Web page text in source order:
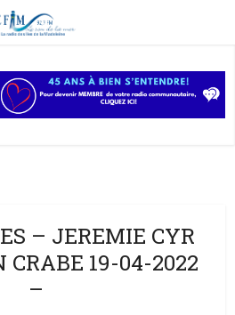
– JEREMIE CYR
CRABE 19-04-2022
–